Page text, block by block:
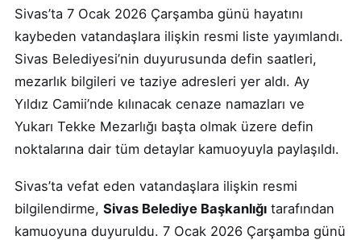
Sivas’ta 7 Ocak 2026 Çarşamba günü hayatını
kaybeden vatandaşlara ilişkin resmi liste yayımlandı.
Sivas Belediyesi’nin duyurusunda defin saatleri,
mezarlık bilgileri ve taziye adresleri yer aldı. Ay
Yıldız Camii’nde kılınacak cenaze namazları ve
Yukarı Tekke Mezarlığı başta olmak üzere defin
noktalarına dair tüm detaylar kamuoyuyla paylaşıldı.
Sivas’ta vefat eden vatandaşlara ilişkin resmi
bilgilendirme, Sivas Belediye Başkanlığı tarafından
kamuoyuna duyuruldu. 7 Ocak 2026 Çarşamba günü